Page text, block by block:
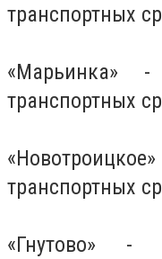
транспортных
транспортных
транспортных
«Гнутово»